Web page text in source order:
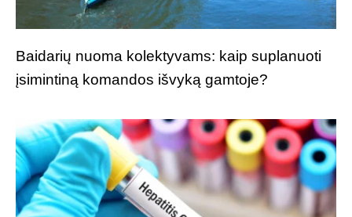
Baidarių nuoma kolektyvams: kaip suplanuoti
įsimintiną komandos išvyką gamtoje?